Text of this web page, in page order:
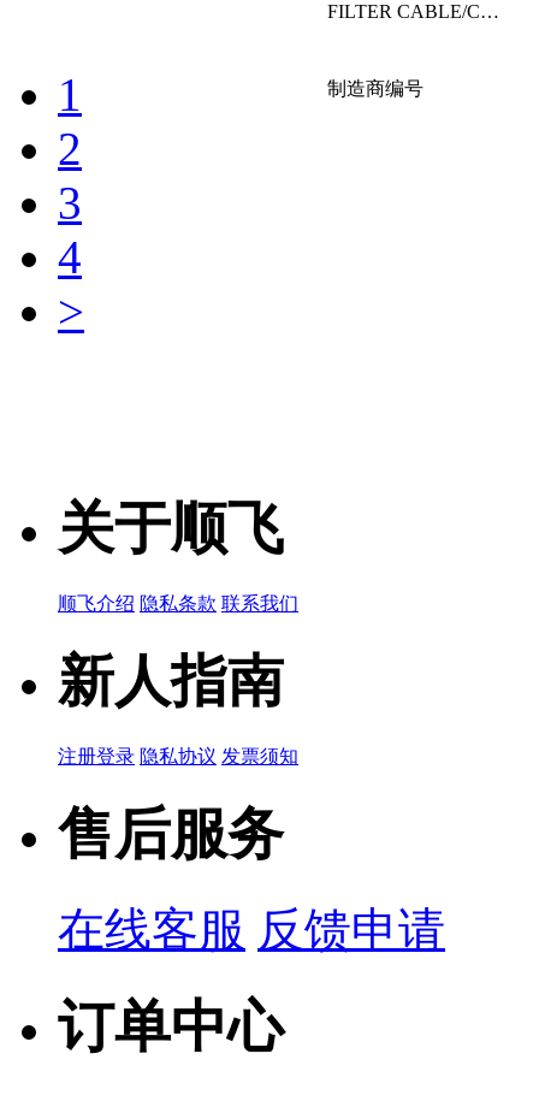
FILTER CABLE/CLAMP 20 OHM 9.0MM
制造商编号
ZCAT6819-
5230D
1
2
3
4
>
关于顺飞
顺飞介绍 隐私条款 联系我们
新人指南
注册登录 隐私协议 发票须知
售后服务
在线客服 反馈申请
订单中心